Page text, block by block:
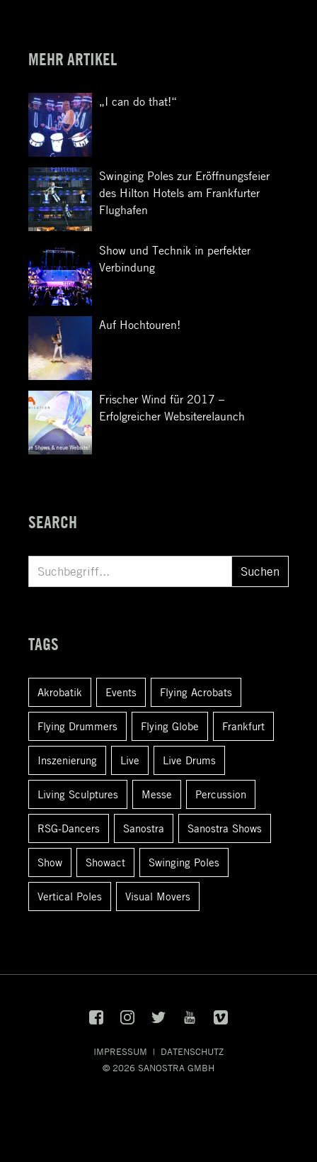
MEHR ARTIKEL
„I can do that!“
Swinging Poles zur Eröffnungsfeier
des Hilton Hotels am Frankfurter
Flughafen
Show und Technik in perfekter
Verbindung
Auf Hochtouren!
Frischer Wind für 2017 –
Erfolgreicher Websiterelaunch
SEARCH
u
e
c
h
Suchen
TAGS
Akrobatik Events Flying Acrobats
Flying Drummers Flying Globe Frankfurt
Inszenierung Live Live Drums
Living Sculptures Messe Percussion
RSG-Dancers Sanostra Sanostra Shows
Show Showact Swinging Poles
Vertical Poles Visual Movers
IMPRESSUM | DATENSCHUTZ
© 2026 SANOSTRA GMBH